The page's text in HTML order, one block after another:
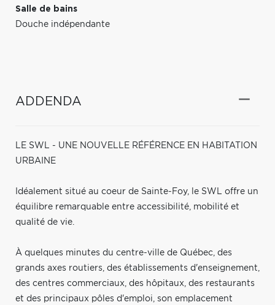
Salle de bains
Douche indépendante
ADDENDA
LE SWL - UNE NOUVELLE RÉFÉRENCE EN HABITATION
URBAINE
Idéalement situé au coeur de Sainte-Foy, le SWL offre un
équilibre remarquable entre accessibilité, mobilité et
qualité de vie.
À quelques minutes du centre-ville de Québec, des
grands axes routiers, des établissements d'enseignement,
des centres commerciaux, des hôpitaux, des restaurants
et des principaux pôles d'emploi, son emplacement